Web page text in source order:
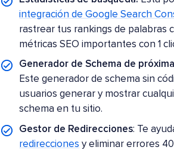
integración de Google Search
rastrear tus rankings de palabras
métricas SEO importantes con 1
Generador de Schema de
Este generador de schema sin
usuarios generar y mostrar
schema en tu sitio.
Gestor de Redirecciones: Te
redirecciones y eliminar errores